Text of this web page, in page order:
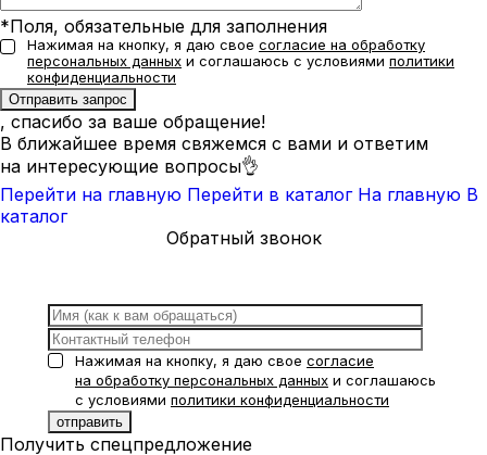
*Поля, обязательные для заполнения
Нажимая на кнопку, я даю свое согласие на обработку
персональных данных и соглашаюсь с условиями политики
конфиденциальности
, спасибо за ваше обращение!
В ближайшее время свяжемся с вами и ответим
на интересующие вопросы👌
Перейти на главную Перейти в каталог На главную В
каталог
Обратный звонок
Нажимая на кнопку, я даю свое согласие
на обработку персональных данных и соглашаюсь
с условиями политики конфиденциальности
Получить спецпредложение